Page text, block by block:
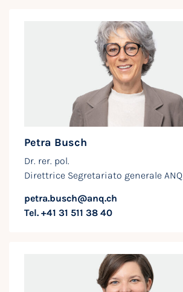
Petra Busch
Dr. rer. pol.
Direttrice Segretariato generale ANQ
petra.busch@anq.ch
Tel. +41 31 511 38 40